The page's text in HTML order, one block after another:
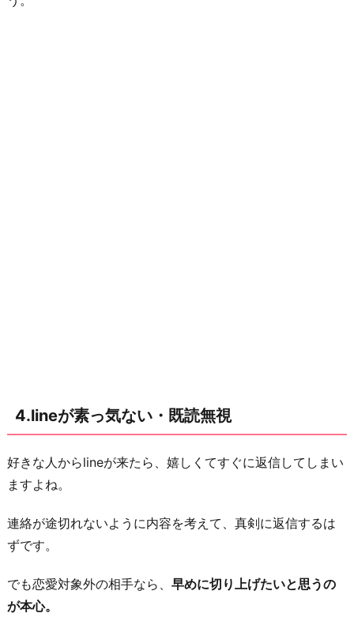
4.lineが素っ気ない・既読無視
好きな人からlineが来たら、嬉しくてすぐに返信してしまい
ますよね。
連絡が途切れないように内容を考えて、真剣に返信するは
ずです。
でも恋愛対象外の相手なら、 早めに切り上げたいと思うの
が本心。